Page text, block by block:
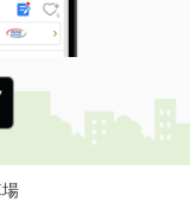
場